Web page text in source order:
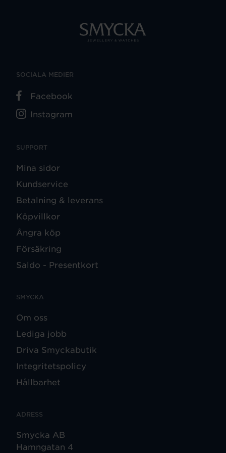
SUPPORT
Mina sidor
Kundservice
Betalning & leverans
Köpvillkor
Ångra köp
Försäkring
Saldo - Presentkort
SMYCKA
Om oss
Lediga jobb
Driva Smyckabutik
Integritetspolicy
Hållbarhet
ADRESS
Smycka AB
Hamngatan 4
SOCIALA MEDIER
Facebook
Instagram